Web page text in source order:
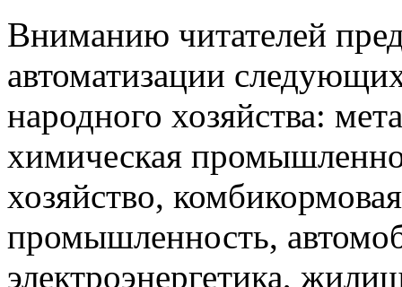
Вниманию читателей
автоматизации
народного хозяйства:
химическая
хозяйство,
промышленность,
электроэнергетика,